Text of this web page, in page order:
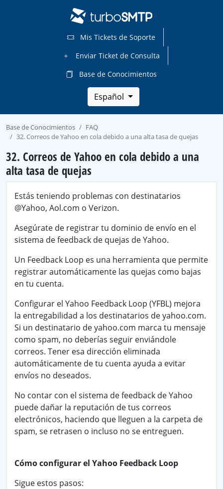
Mis Tickets de Soporte
Enviar Ticket de Consulta
Base de Conocimientos
Español
Base de Conocimientos
FAQ
32. Correos de Yahoo en cola debido a una alta tasa de quejas
32. Correos de Yahoo en cola debido a una
alta tasa de quejas
Estás teniendo problemas con destinatarios
@Yahoo, Aol.com o Verizon.
Asegúrate de registrar tu dominio de envío en el
sistema de feedback de quejas de Yahoo.
Un Feedback Loop es una herramienta que permite
registrar automáticamente las quejas como bajas
en tu cuenta.
Configurar el Yahoo Feedback Loop (YFBL) mejora
la entregabilidad a los destinatarios deyahoo.com.
Si un destinatario de yahoo.com marca tu mensaje
como spam, no deberías seguir enviándole
correos. Tener esa dirección eliminada
automáticamente de tu cuenta ayuda a evitar
envíos no deseados.
No contar con el sistema de feedback de Yahoo
puede dañar la reputación de tus correos
electrónicos, haciendo que lleguen a la carpeta de
spam, se retrasen o incluso no se entreguen.
Cómo configurar el Yahoo Feedback Loop
Sigue estos pasos: